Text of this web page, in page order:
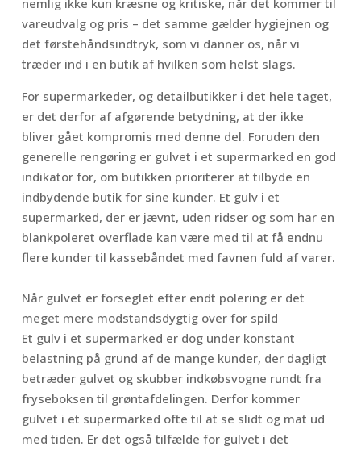
nemlig ikke kun kræsne og kritiske, når det kommer til
vareudvalg og pris – det samme gælder hygiejnen og
det førstehåndsindtryk, som vi danner os, når vi
træder ind i en butik af hvilken som helst slags.
For supermarkeder, og detailbutikker i det hele taget,
er det derfor af afgørende betydning, at der ikke
bliver gået kompromis med denne del. Foruden den
generelle rengøring er gulvet i et supermarked en god
indikator for, om butikken prioriterer at tilbyde en
indbydende butik for sine kunder. Et gulv i et
supermarked, der er jævnt, uden ridser og som har en
blankpoleret overflade kan være med til at få endnu
flere kunder til kassebåndet med favnen fuld af varer.
Når gulvet er forseglet efter endt polering er det
meget mere modstandsdygtig over for spild
Et gulv i et supermarked er dog under konstant
belastning på grund af de mange kunder, der dagligt
betræder gulvet og skubber indkøbsvogne rundt fra
fryseboksen til grøntafdelingen. Derfor kommer
gulvet i et supermarked ofte til at se slidt og mat ud
med tiden. Er det også tilfælde for gulvet i det